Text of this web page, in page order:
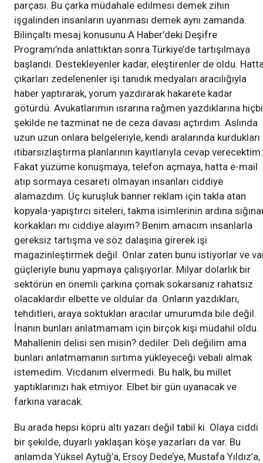
parçası. Bu çarka müdahale edilmesi demek zihin
işgalinden insanların uyanması demek aynı zamanda.
Bilinçaltı mesaj konusunu A Haber’deki Deşifre
Programı’nda anlattıktan sonra Türkiye’de tartışılmaya
başlandı. Destekleyenler kadar, eleştirenler de oldu.
çıkarları zedelenenler işi tanıdık medyaları aracılığıyla
haber yaptırarak, yorum yazdırarak hakarete kadar
götürdü. Avukatlarımın ısrarına rağmen yazdıklarına
şekilde ne tazminat ne de ceza davası açtırdım. Aslında
uzun uzun onlara belgeleriyle, kendi aralarında kurdukları
itibarsızlaştırma planlarının kayıtlarıyla cevap verecektim.
Fakat yüzüme konuşmaya, telefon açmaya, hatta e-mail
atıp sormaya cesareti olmayan insanları ciddiye
alamazdım. Üç kuruşluk banner reklam için takla atan
kopyala-yapıştırcı siteleri, takma isimlerinin ardına
korkakları mı ciddiye alayım? Benim amacım insanlarla
gereksiz tartışma ve söz dalaşına girerek işi
magazinleştirmek değil. Onlar zaten bunu istiyorlar ve
güçleriyle bunu yapmaya çalışıyorlar. Milyar dolarlık bir
sektörün en önemli çarkına çomak sokarsanız rahatsız
olacaklardır elbette ve oldular da. Onların yazdıkları,
tehditleri, araya soktukları aracılar umurumda bile değil.
İnanın bunları anlatmamam için birçok kişi müdahil oldu.
Mahallenin delisi sen misin? dediler. Deli değilim ama
bunları anlatmamanın sırtıma yükleyeceği vebali almak
istemedim. Vicdanım elvermedi. Bu halk, bu millet
yaptıklarınızı hak etmiyor. Elbet bir gün uyanacak ve
farkına varacak.
Bu arada hepsi köprü altı yazarı değil tabiî ki. Olaya ciddi
bir şekilde, duyarlı yaklaşan köşe yazarları da var. Bu
anlamda Yüksel Aytuğ’a, Ersoy Dede’ye, Mustafa Yıldız’a,